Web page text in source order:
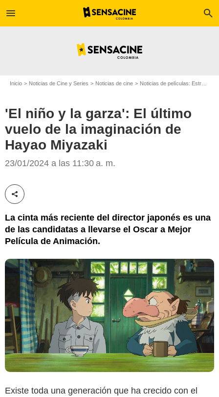
menu search
Inicio Noticias de Cine y Series Noticias de cine Noticias de películas: Estreno de película
'El niño y la garza': El último
vuelo de la imaginación de
Hayao Miyazaki
23/01/2024 a las 11:30 a. m.
Compartir esta noticia
La cinta más reciente del director japonés es una
de las candidatas a llevarse el Oscar a Mejor
Película de Animación.
Studio Ghibli
Existe toda una generación que ha crecido con el